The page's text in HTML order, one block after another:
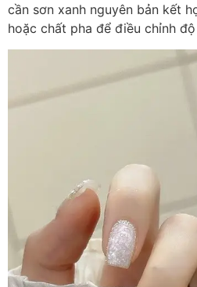
cần sơn xanh nguyên bản kết
hoặc chất pha để điều chỉnh